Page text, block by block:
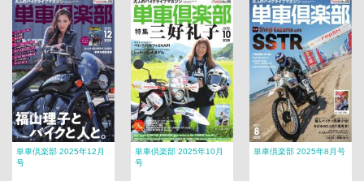
単車倶楽部 2025年12月
号
単車倶楽部 2025年10月
号
単車倶楽部 2025年8月号